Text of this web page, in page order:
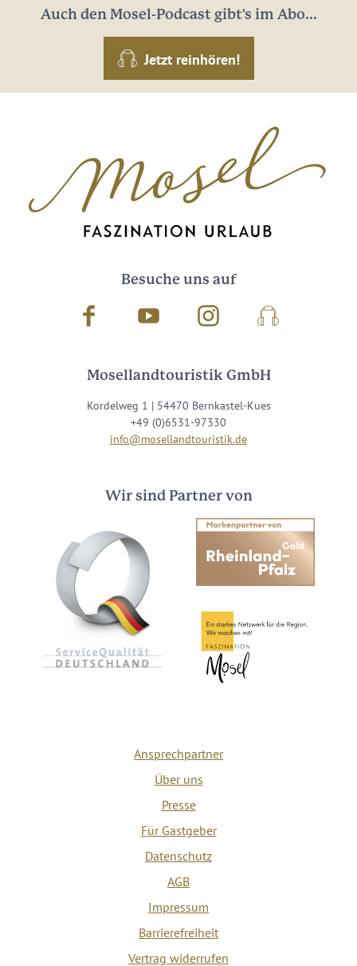
Auch den Mosel-Podcast gibt's im Abo...
Jetzt reinhören!
Besuche uns auf
Facebook Youtube InstagramPodcast
Mosellandtouristik GmbH
Kordelweg 1 | 54470 Bernkastel-Kues
+49 (0)6531-97330
info@mosellandtouristik.de
Wir sind Partner von
Ansprechpartner
Über uns
Presse
Für Gastgeber
Datenschutz
AGB
Impressum
Barrierefreiheit
Vertrag widerrufen